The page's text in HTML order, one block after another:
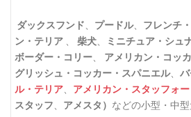
ダックスフンド プードル、 フレンチ
ン・テリア
柴犬
ミニチュア・シュ
ボーダー・コリー
アメリカン・コッ
グリッシュ・コッカー・スパニエル、
ル・テリア
アメリカン・スタッフォ
スタッフ
アメスタ） などの小型・中型